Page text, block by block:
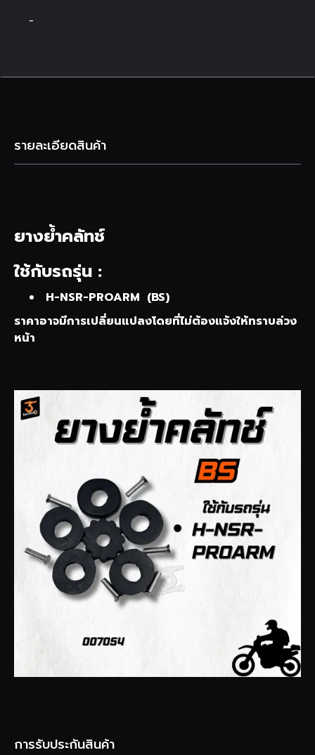
-
รายละเอียดสินค้า
ยางย้ำคลัทช์
ใช้กับรถรุ่น :
H-NSR-PROARM (BS)
ราคาอาจมีการเปลี่ยนแปลงโดยที่ไม่ต้องแจ้งให้ทราบล่วง
หน้า
การรับประกันสินค้า